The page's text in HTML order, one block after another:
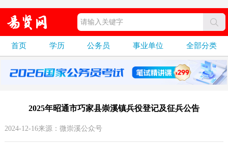
首页 学历 公务员 事业单位 全部分类
2025年昭通市巧家县崇溪镇兵役登记及征兵公告
2024-12-16来源：微崇溪公众号